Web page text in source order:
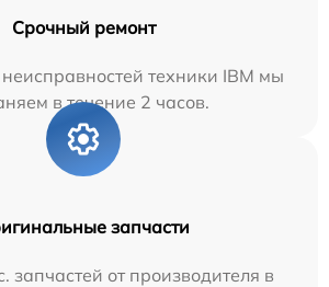
Срочный ремонт
техники IBM мы
в течение 2 часов.
запчасти
запчастей от производителя в